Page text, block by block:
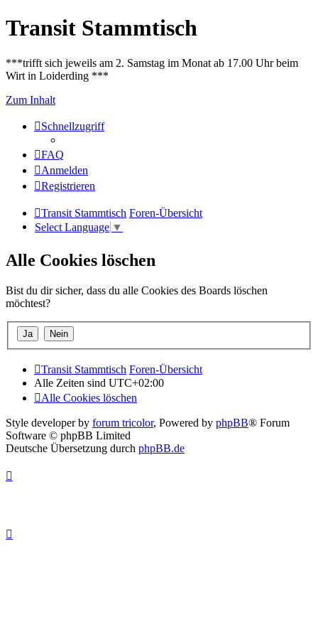
Transit Stammtisch
***trifft sich jeweils am 2. Samstag im Monat ab 17.00 Uhr beim
Wirt in Loiderding ***
Zum Inhalt
Schnellzugriff
FAQ
Anmelden
Registrieren
Transit Stammtisch Foren-Übersicht
Select Language ▼
Alle Cookies löschen
Bist du dir sicher, dass du alle Cookies des Boards löschen
möchtest?
Transit Stammtisch Foren-Übersicht
Alle Zeiten sind UTC+02:00
Alle Cookies löschen
Style developer by forum tricolor, Powered by phpBB® Forum
Software © phpBB Limited
Deutsche Übersetzung durch phpBB.de